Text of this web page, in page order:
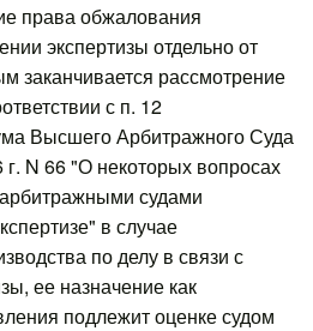
права обжалования
экспертизы отдельно от
заканчивается рассмотрение
с п. 12
Высшего Арбитражного Суда
N 66 "О некоторых вопросах
судами
в случае
по делу в связи с
ее назначение как
подлежит оценке судом